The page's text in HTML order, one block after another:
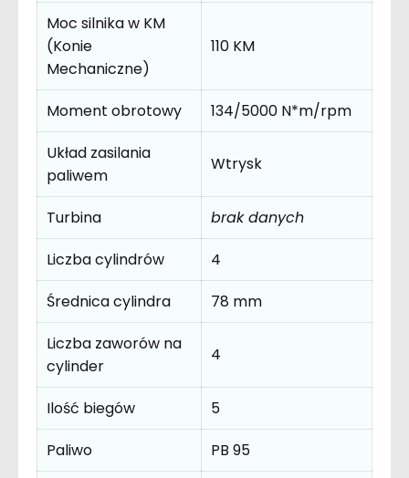
Moc silnika w KM
(Konie
Mechaniczne)
110 KM
Moment obrotowy
134/5000 N*m/rpm
Układ zasilania
paliwem
Wtrysk
Turbina
brak danych
Liczba cylindrów
4
Średnica cylindra
78 mm
Liczba zaworów na
cylinder
4
Ilość biegów
5
Paliwo
PB 95